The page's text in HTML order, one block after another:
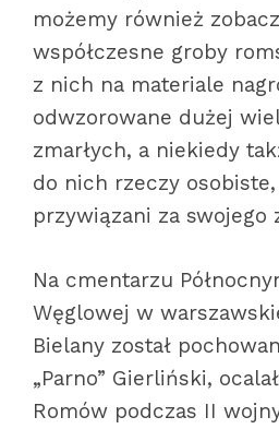
możemy również
współczesne groby
z nich na materiale
odwzorowane dużej
zmarłych, a niekiedy
do nich rzeczy
przywiązani za swojego
Na cmentarzu
Węglowej w
Bielany został
„Parno” Gierliński,
Romów podczas II